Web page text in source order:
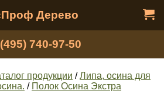
Дерево
740-97-50
продукции /Липа, осина для
/ Полок Осина Экстра